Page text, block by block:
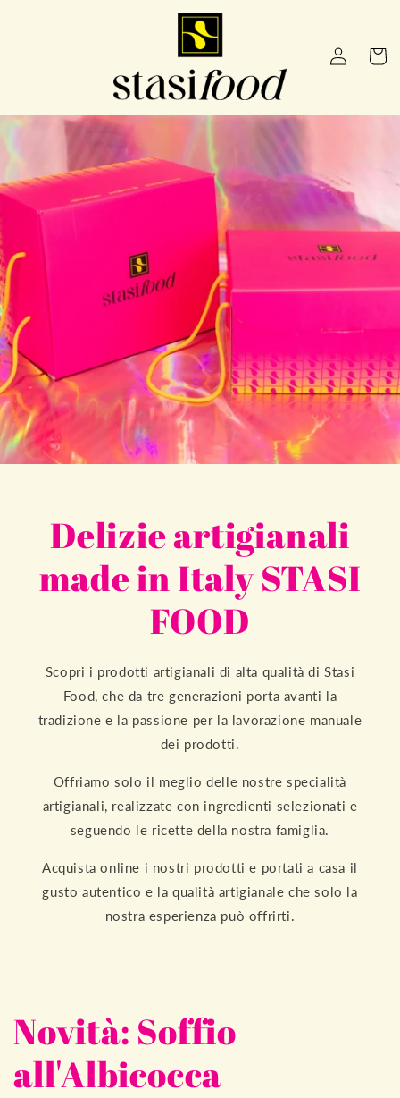
Accedi Carrello
Delizie artigianali
made in Italy STASI
FOOD
Scopri i prodotti artigianali di alta qualità di Stasi
Food, che da tre generazioni porta avanti la
tradizione e la passione per la lavorazione manuale
dei prodotti.
Offriamo solo il meglio delle nostre specialità
artigianali, realizzate con ingredienti selezionati e
seguendo le ricette della nostra famiglia.
Acquista online i nostri prodotti e portati a casa il
gusto autentico e la qualità artigianale che solo la
nostra esperienza può offrirti.
Novità: Soffio
all'Albicocca